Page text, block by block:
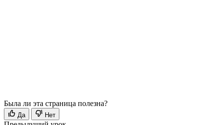
Была ли эта страница полезна?
Да Нет